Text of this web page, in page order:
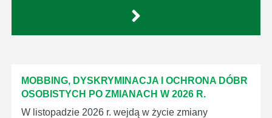
MOBBING, DYSKRYMINACJA I OCHRONA DÓBR
OSOBISTYCH PO ZMIANACH W 2026 R.
W listopadzie 2026 r. wejdą w życie zmiany